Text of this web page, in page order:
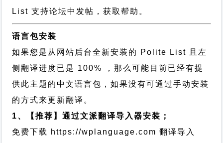
List 支持论坛中发帖，获取帮助。
语言包安装
如果您是从网站后台全新安装的 Polite List 且左
侧翻译进度已是 100% ，那么可能目前已经有提
供此主题的中文语言包，如果没有可通过手动安装
的方式来更新翻译。
1、【推荐】通过文派翻译导入器安装；
免费下载 https://wplanguage.com 翻译导入